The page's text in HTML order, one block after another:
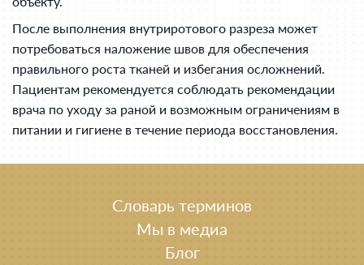
После выполнения внутриротового разреза может
потребоваться наложение швов для обеспечения
правильного роста тканей и избегания осложнений.
Пациентам рекомендуется соблюдать рекомендации
врача по уходу за раной и возможным ограничениям в
питании и гигиене в течение периода восстановления.
Словарь терминов
Мы в медиа
Блог